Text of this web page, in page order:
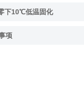
下10℃低温固化
项